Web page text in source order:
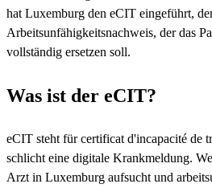
hat Luxemburg den eCIT eingeführt,
Arbeitsunfähigkeitsnachweis, der das
vollständig ersetzen soll.
Was ist der eCIT?
eCIT steht für certificat d'incapacité de
schlicht eine digitale Krankmeldung.
Arzt in Luxemburg aufsucht und